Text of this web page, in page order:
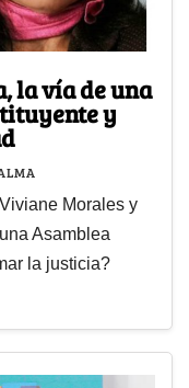
la vía de una
y
Morales y
Asamblea
la justicia?